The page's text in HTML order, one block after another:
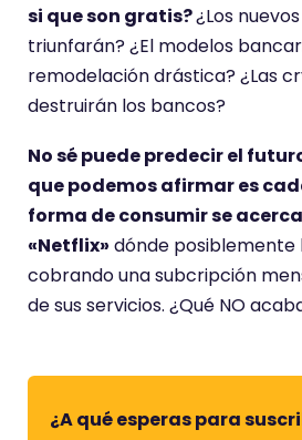
si que son gratis?¿Los
triunfarán? ¿El modelos
remodelación drástica? ¿Las
destruirán los bancos?
No sé puede predecir el
que podemos afirmar es
forma de consumir se
«Netflix» dónde posiblemente
cobrando una subcripción
de sus servicios. ¿Qué NO
¿A qué esperas para